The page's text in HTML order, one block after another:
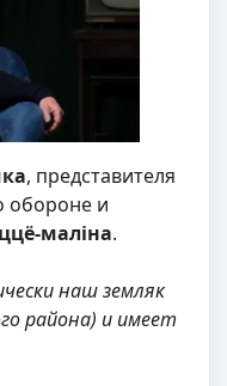
, представителя
обороне и
маліна.
наш земляк
района) и имеет